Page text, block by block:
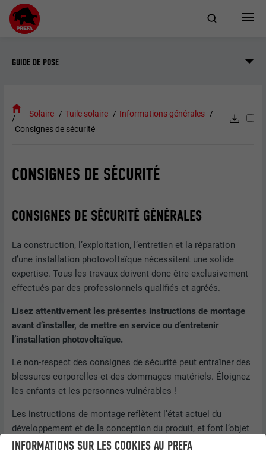
GUIDE DE POSE
Solaire Tuile solaire
Informations générales
Consignes de sécurité
CONSIGNES DE SÉCURITÉ
CONSIGNES DE SÉCURITÉ GÉNÉRALES
La construction, l’exploitation, l’entretien et la réparation
d’une installation photovoltaïque nécessitent une solide
expertise. Tous les travaux doivent donc être exclusivement
effectués par des professionnels qualifiés et agréés.
Lisez attentivement les présentes instructions de montage
avant d’installer, de mettre en service ou d’entretenir
l’installation photovoltaïque.
Le non-respect des consignes de sécurité peut entraîner des
blessures corporelles et des dommages matériels. Éloignez
les enfants et les personnes vulnérables !
Les instructions de montage reflètent l’état actuel du
développement et de la conception du produit, et font l’objet
de modifications régulières. Ne tenez compte que de l'état
INFORMATIONS SUR LES COOKIES AU PREFA